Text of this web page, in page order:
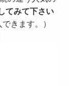
てみて下さい
きます。）